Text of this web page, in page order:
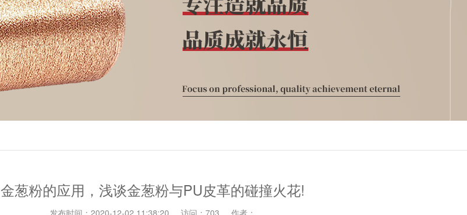
金葱粉的应用，浅谈金葱粉与PU皮革的碰撞火花!
发布时间：2020-12-02 11:38:20 访问：703 作者：